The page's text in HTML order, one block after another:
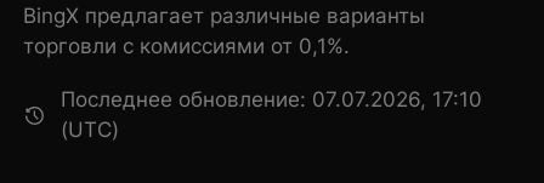
BingX предлагает различные варианты
торговли с комиссиями от 0,1%.
Последнее обновление: 07.07.2026, 17:10
(UTC)